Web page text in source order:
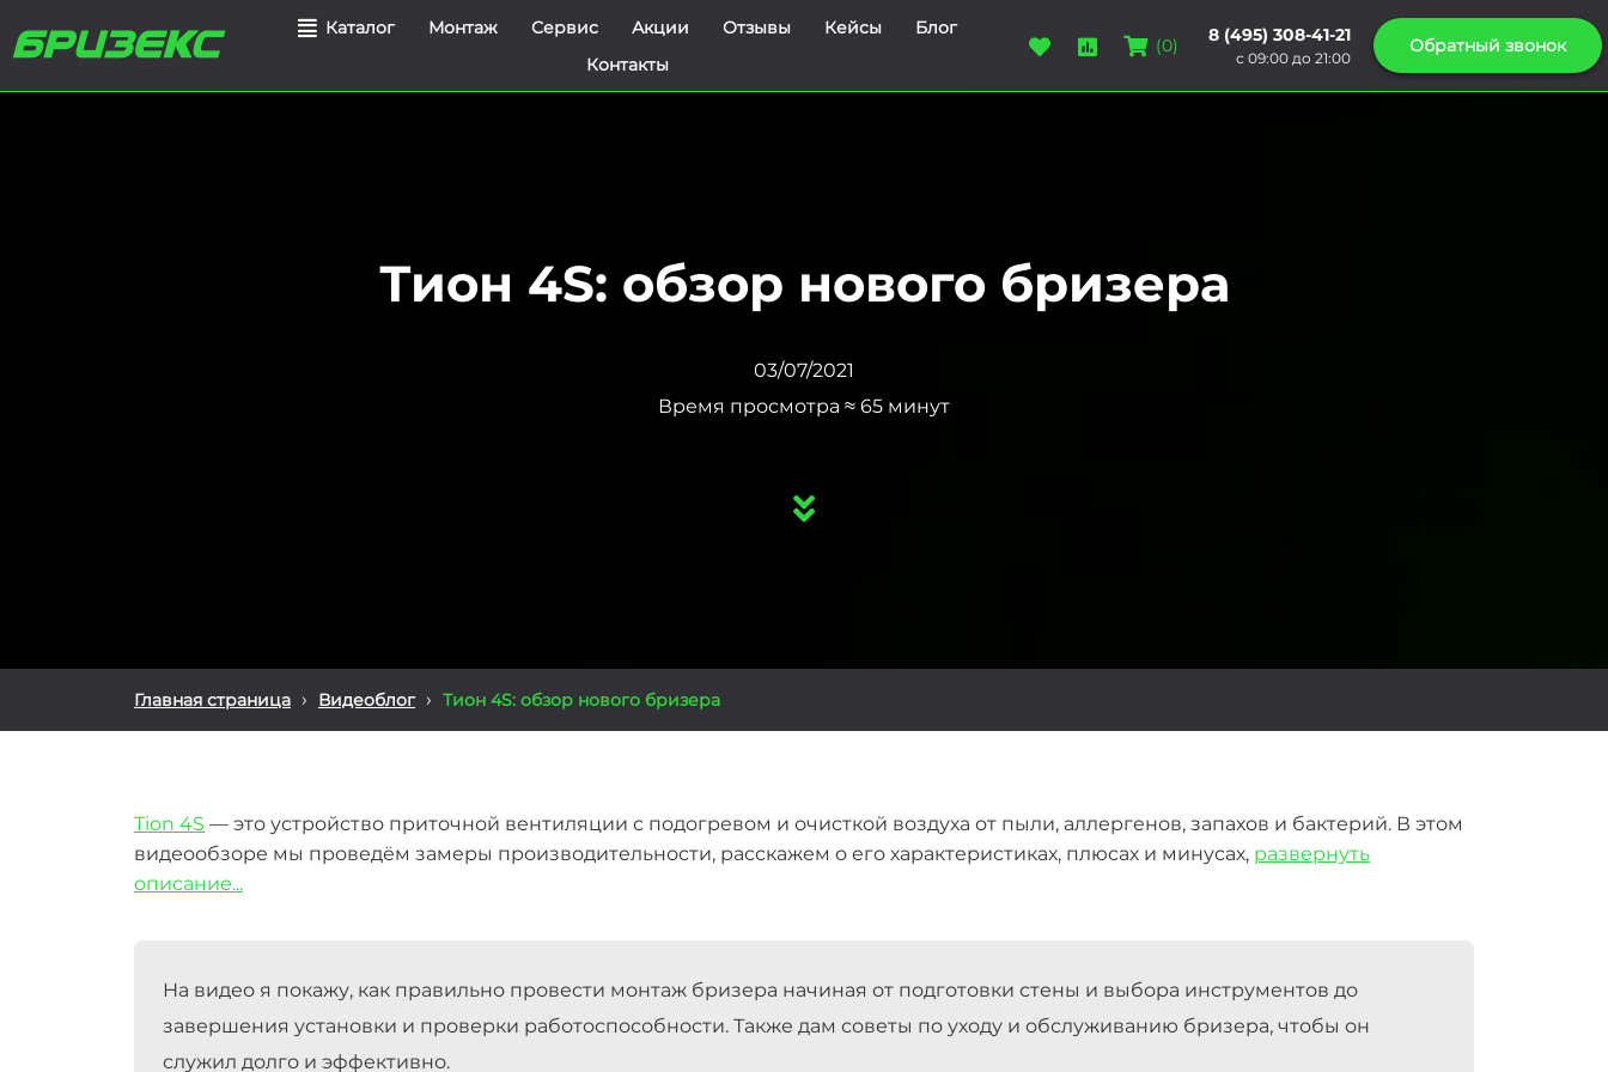
Каталог Монтаж Сервис Акции Отзывы Кейсы
Блог
Контакты
(0)
8 (495) 308-41-21
с 09:00 до 21:00
Обратный звонок
Тион 4S: обзор нового бризера
03/07/2021
Время просмотра ≈ 65 минут
Главная страница › Видеоблог › Тион 4S: обзор нового бризера
Tion 4S — это устройство приточной вентиляции с подогревом и очисткой воздуха от пыли, аллергенов, запахов и бактерий. В этом
видеообзоре мы проведём замеры производительности, расскажем о его характеристиках, плюсах и минусах, развернуть
описание...
На видео я покажу, как правильно провести монтаж бризера начиная от подготовки стены и выбора инструментов до
завершения установки и проверки работоспособности. Также дам советы по уходу и обслуживанию бризера, чтобы он
служил долго и эффективно.